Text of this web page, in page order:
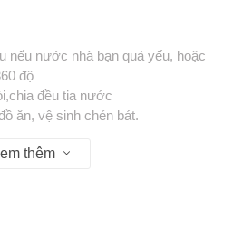
nếu nước nhà bạn quá yếu, hoặc
độ
đều tia nước
ăn, vệ sinh chén bát.
đầu tròn có đường kính từ 16-
thêm